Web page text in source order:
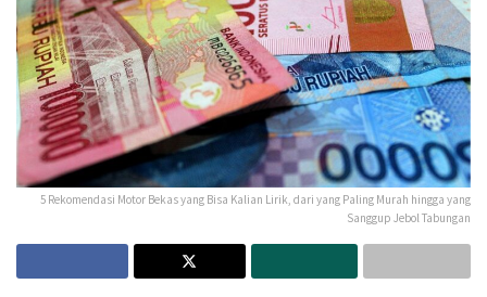
5 Rekomendasi Motor Bekas yang Bisa Kalian Lirik, dari yang Paling Murah hingga yang
Sanggup Jebol Tabungan